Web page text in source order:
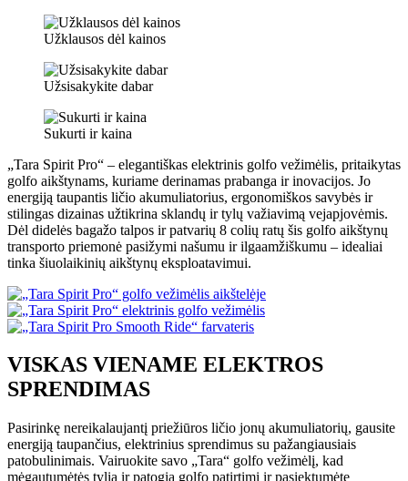
Užklausos dėl kainos
Užsisakykite dabar
Sukurti ir kaina
„Tara Spirit Pro“ – elegantiškas elektrinis golfo vežimėlis, pritaikytas
golfo aikštynams, kuriame derinamas prabanga ir inovacijos. Jo
energiją taupantis ličio akumuliatorius, ergonomiškos savybės ir
stilingas dizainas užtikrina sklandų ir tylų važiavimą vejapjovėmis.
Dėl didelės bagažo talpos ir patvarių 8 colių ratų šis golfo aikštynų
transporto priemonė pasižymi našumu ir ilgaamžiškumu – idealiai
tinka šiuolaikinių aikštynų eksploatavimui.
VISKAS VIENAME ELEKTROS
SPRENDIMAS
Pasirinkę nereikalaujantį priežiūros ličio jonų akumuliatorių, gausite
energiją taupančius, elektrinius sprendimus su pažangiausiais
patobulinimais. Vairuokite savo „Tara“ golfo vežimėlį, kad
mėgautumėtės tylia ir patogia golfo patirtimi ir pasiektumėte